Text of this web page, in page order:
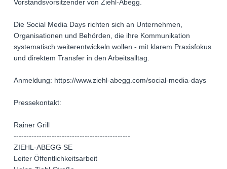
Vorstandsvorsitzender von Ziehl-Abegg.
Die Social Media Days richten sich an Unternehmen,
Organisationen und Behörden, die ihre Kommunikation
systematisch weiterentwickeln wollen - mit klarem Praxisfokus
und direktem Transfer in den Arbeitsalltag.
Anmeldung: https://www.ziehl-abegg.com/social-media-days
Pressekontakt:
Rainer Grill
----------------------------------------------
ZIEHL-ABEGG SE
Leiter Öffentlichkeitsarbeit